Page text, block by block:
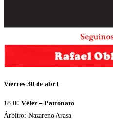
Viernes 30 de abril
18.00 Vélez – Patronato
Árbitro: Nazareno Arasa